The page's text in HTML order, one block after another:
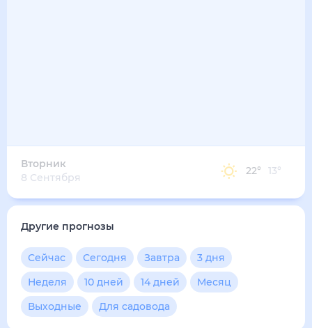
Вторник
8 Сентября
22° 13°
Другие прогнозы
Сейчас Сегодня Завтра
3 дня
Неделя
10 дней 14 дней
Месяц
Выходные
Для садовода